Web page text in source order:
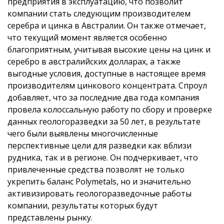
компании стать следующим производителем
серебра и цинка в Австралии. Он также отмечает,
что текущий момент является особенно
благоприятным, учитывая высокие цены на цинк и
серебро в австралийских долларах, а также
выгодные условия, доступные в настоящее время
производителям цинкового концентрата. Спроул
добавляет, что за последние два года компания
провела колоссальную работу по сбору и проверке
данных геологоразведки за 50 лет, в результате
чего были выявлены многочисленные
перспективные цели для разведки как вблизи
рудника, так и в регионе. Он подчеркивает, что
привлеченные средства позволят не только
укрепить баланс Polymetals, но и значительно
активизировать геологоразведочные работы
компании, результаты которых будут
представлены рынку.